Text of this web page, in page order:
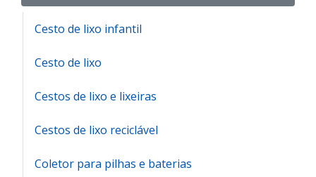
Cesto de lixo infantil
Cesto de lixo
Cestos de lixo e lixeiras
Cestos de lixo reciclável
Coletor para pilhas e baterias